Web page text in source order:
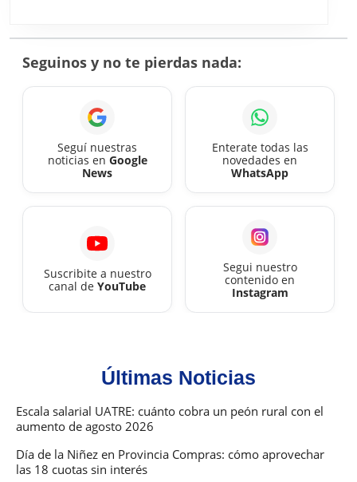
cuánto
cobrás
este
mes
Seguinos y no te pierdas nada:
Seguí nuestras
noticias en Google
News
Enterate todas las
novedades en
WhatsApp
Suscribite a nuestro
canal de YouTube
Segui nuestro
contenido en
Instagram
Últimas Noticias
Escala salarial UATRE: cuánto cobra un peón rural con el
aumento de agosto 2026
Día de la Niñez en Provincia Compras: cómo aprovechar
las 18 cuotas sin interés